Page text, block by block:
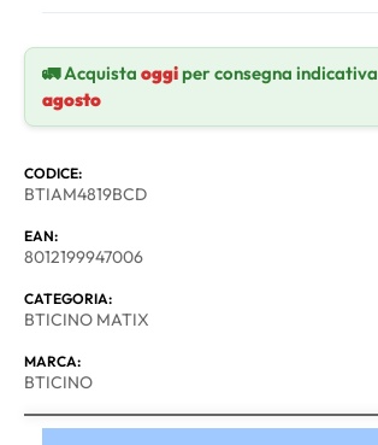
🚛 Acquista oggiper consegna indicativa
agosto
CODICE:
BTIAM4819BCD
EAN:
8012199947006
CATEGORIA:
BTICINO MATIX
MARCA:
BTICINO